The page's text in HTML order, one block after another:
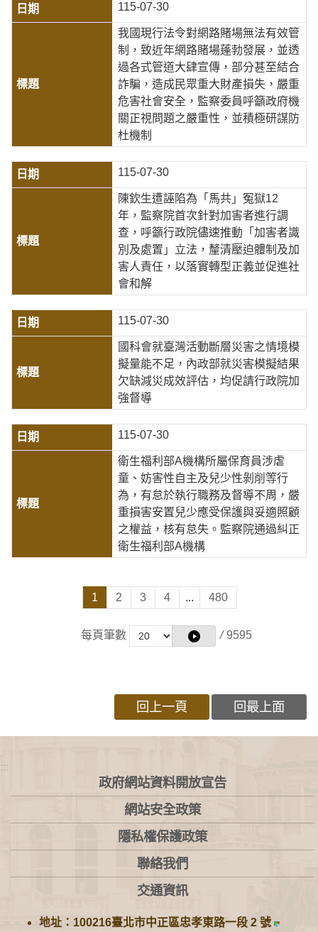
115-07-30
我國現行法令對網路賭場無法有效管
制，致近年網路賭場蓬勃發展，並透
過各式管道大肆宣傳，部分甚至結合
詐騙，造成民眾重大財產損失，嚴重
危害社會安全，監察委員呼籲政府機
關正視問題之嚴重性，並積極研謀防
杜機制
115-07-30
陳欽生遭誣陷為「馬共」冤獄12
年，監察院首次針對加害者進行調
查，呼籲行政院儘速推動「加害者識
別及處置」立法，釐清壓迫體制及加
害人責任，以落實轉型正義並促進社
會和解
115-07-30
國科會就臺灣活動斷層災害之情境模
擬量能不足，內政部就災害模擬結果
欠缺減災成效評估，均促請行政院加
強督導
115-07-30
衛生福利部A機構所屬保育員涉虐
童、妨害性自主及兒少性剝削等行
為，有怠於執行職務及督導不周，嚴
重損害安置兒少應受保護與妥適照顧
之權益，核有怠失。監察院通過糾正
衛生福利部A機構
1 2 3 4 ... 480
每頁筆數 / 9595
回上一頁 回最上面
:::
政府網站資料開放宣告
網站安全政策
隱私權保護政策
聯絡我們
交通資訊
地址：100216臺北市中正區忠孝東路一段 2 號